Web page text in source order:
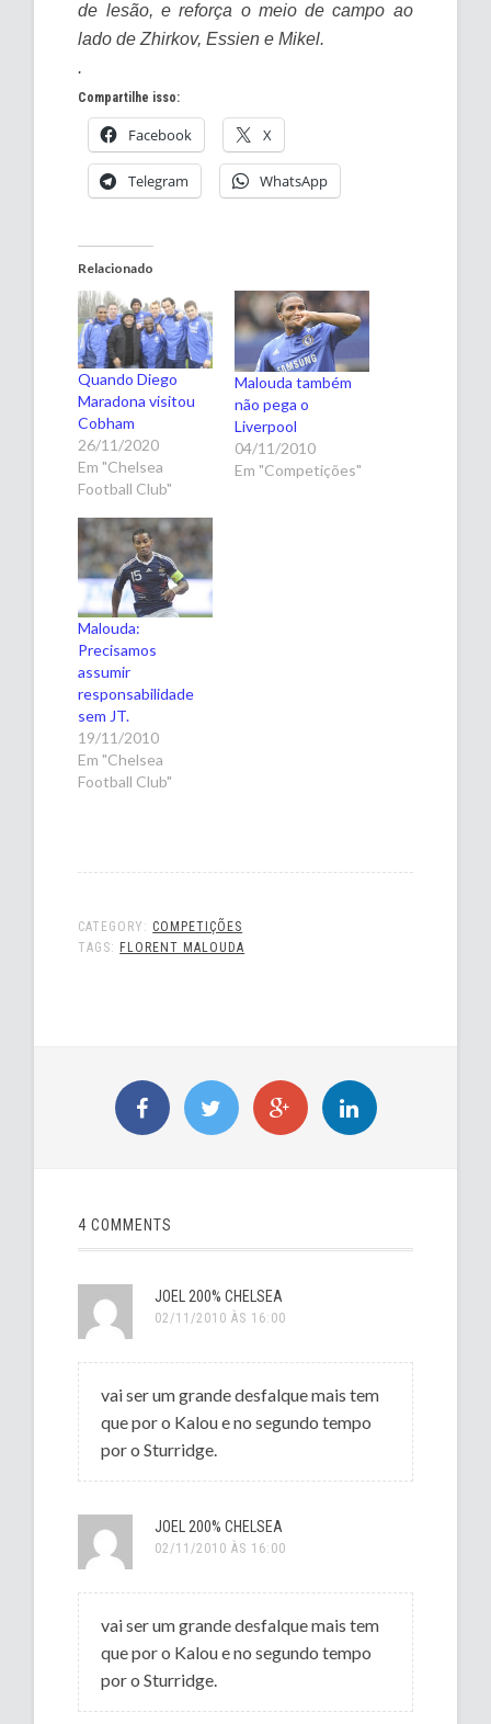
de lesão, e reforça o meio de campo ao
lado de Zhirkov, Essien e Mikel.
.
Compartilhe isso:
Facebook X
Telegram WhatsApp
Relacionado
Quando Diego
Maradona visitou
Cobham
26/11/2020
Em "Chelsea
Football Club"
Malouda também
não pega o
Liverpool
04/11/2010
Em "Competições"
Malouda:
Precisamos
assumir
responsabilidade
sem JT.
19/11/2010
Em "Chelsea
Football Club"
CATEGORY: COMPETIÇÕES
TAGS: FLORENT MALOUDA
4 COMMENTS
JOEL 200% CHELSEA
02/11/2010 ÀS 16:00
vai ser um grande desfalque mais tem
que por o Kalou e no segundo tempo
por o Sturridge.
JOEL 200% CHELSEA
02/11/2010 ÀS 16:00
vai ser um grande desfalque mais tem
que por o Kalou e no segundo tempo
por o Sturridge.